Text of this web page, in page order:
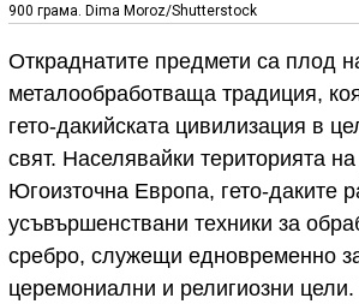
900 грама. Dima Moroz/Shutterstock
Откраднатите предмети са плод
металообработваща традиция,
гето-дакийската цивилизация в
свят. Населявайки територията
Югоизточна Европа, гето-даките
усъвършенствани техники за
сребро, служещи едновременно
церемониални и религиозни